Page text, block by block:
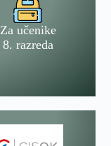
Za učenike
8. razreda